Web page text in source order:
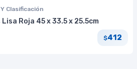
Clasificación
Roja 45 x 33.5 x 25.5cm
$412